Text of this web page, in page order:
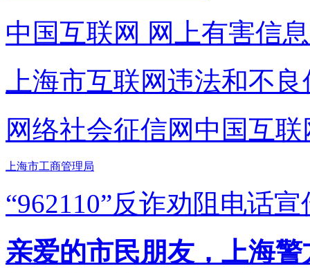
中国互联网 网上有害信
上海市互联网违法和不
网络社会征信网 中国互
上海市工商管理局
“962110”反诈劝阻电话宣
亲爱的市民朋友，上海